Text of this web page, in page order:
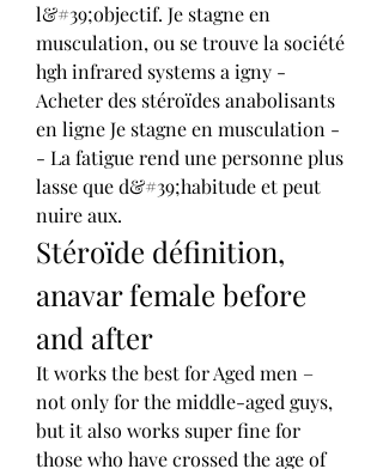
l&#39;objectif. Je stagne en
musculation, ou se trouve la société
hgh infrared systems a igny -
Acheter des stéroïdes anabolisants
en ligne Je stagne en musculation -
- La fatigue rend une personne plus
lasse que d&#39;habitude et peut
nuire aux.
Stéroïde définition,
anavar female before
and after
It works the best for Aged men –
not only for the middle-aged guys,
but it also works super fine for
those who have crossed the age of